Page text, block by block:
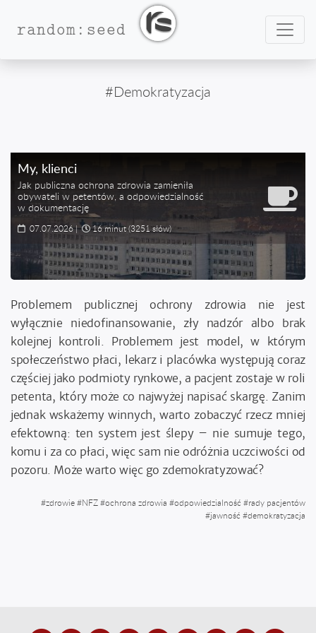
random:seed
#Demokratyzacja
My, klienci
Jak publiczna ochrona zdrowia zamieniła
obywateli w petentów, a odpowiedzialność
w dokumentację
07.07.2026| 16 minut(3251 słów)
Problemem publicznej ochrony zdrowia nie jest
wyłącznie niedofinansowanie, zły nadzór albo brak
kolejnej kontroli. Problemem jest model, w którym
społeczeństwo płaci, lekarz i placówka występują coraz
częściej jako podmioty rynkowe, a pacjent zostaje w roli
petenta, który może co najwyżej napisać skargę. Zanim
jednak wskażemy winnych, warto zobaczyć rzecz mniej
efektowną: ten system jest ślepy – nie sumuje tego,
komu i za co płaci, więc sam nie odróżnia uczciwości od
pozoru. Może warto więc go zdemokratyzować?
#zdrowie#NFZ#ochrona zdrowia #odpowiedzialność #rady pacjentów
#jawność #demokratyzacja